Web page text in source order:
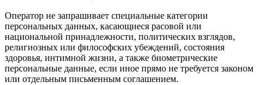
Оператор не запрашивает специальные категории
персональных данных, касающиеся расовой или
национальной принадлежности, политических взглядов,
религиозных или философских убеждений, состояния
здоровья, интимной жизни, а также биометрические
персональные данные, если иное прямо не требуется законом
или отдельным письменным соглашением.